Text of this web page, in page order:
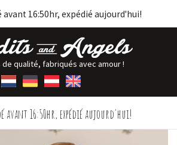
16:50hr, expédié aujourd'hui!
de qualité, fabriqués avec amour !
avant 16:50hr, expédié aujourd'hui!